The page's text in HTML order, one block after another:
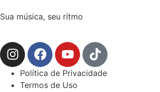
Sua música, seu rítmo
Política de Privacidade
Termos de Uso